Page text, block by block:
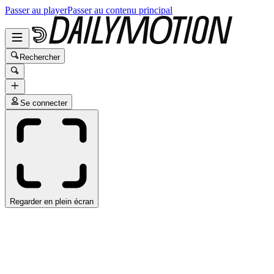
Passer au playerPasser au contenu principal
Rechercher
Se connecter
Regarder en plein écran